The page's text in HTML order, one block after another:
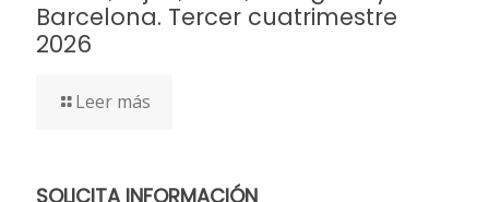
Barcelona. Tercer cuatrimestre
2026
Leer más
SOLICITA INFORMACIÓN